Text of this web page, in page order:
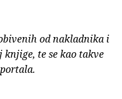
od nakladnika i
te se kao takve